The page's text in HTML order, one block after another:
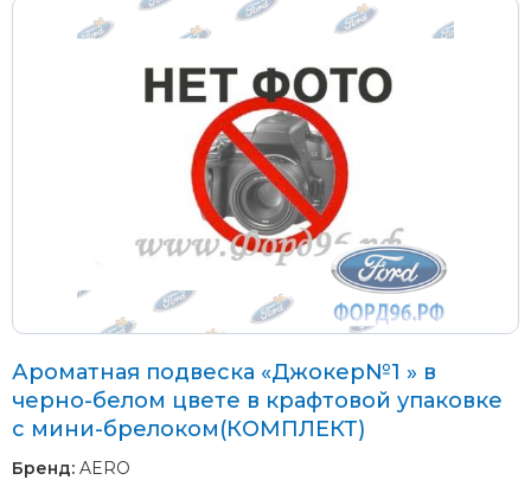
Ароматная подвеска «Джокер№1 » в
черно-белом цвете в крафтовой упаковке
с мини-брелоком(КОМПЛЕКТ)
Бренд: AERO